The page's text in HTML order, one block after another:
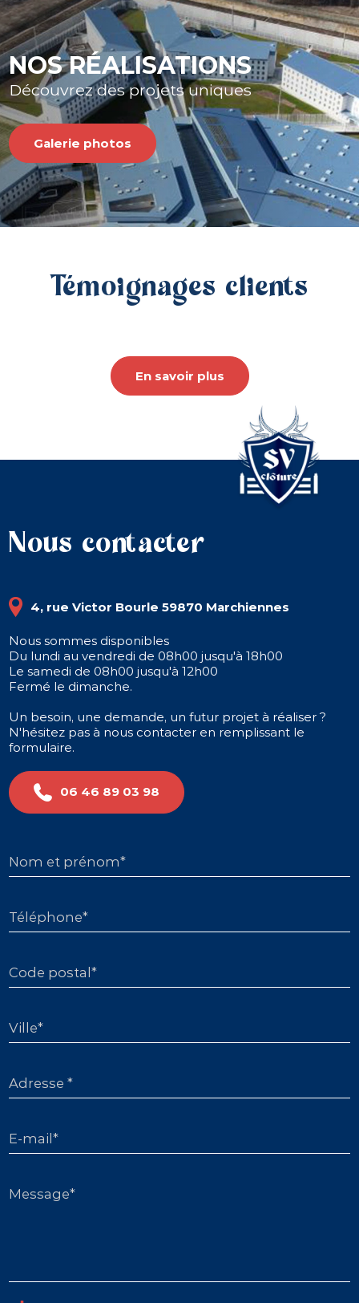
En savoir plus
NOS RÉALISATIONS
Découvrez des projets uniques
Galerie photos
Témoignages clients
En savoir plus
Nom et prénom*
Téléphone*
Code postal*
Ville*
Adresse *
E-mail*
Message*
Nous contacter
4, rue Victor Bourle 59870 Marchiennes
Nous sommes disponibles
Du lundi au vendredi de 08h00 jusqu'à 18h00
Le samedi de 08h00 jusqu'à 12h00
Fermé le dimanche.
Un besoin, une demande, un futur projet à réaliser ?
N'hésitez pas à nous contacter en remplissant le
formulaire.
06 46 89 03 98